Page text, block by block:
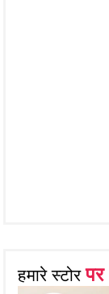
हमारे स्टोर